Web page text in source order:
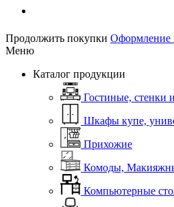
Продолжить покупки Оформление
Меню
Каталог продукции
Гостиные, стенки
Шкафы купе,
Прихожие
Комоды,
Компьютерные